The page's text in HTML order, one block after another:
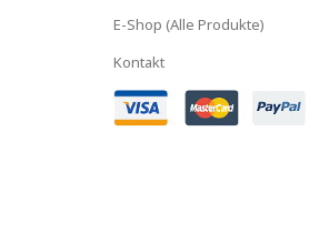
E-Shop (Alle Produkte)
Kontakt